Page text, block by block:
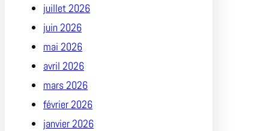
juillet 2026
juin 2026
mai 2026
avril 2026
mars 2026
février 2026
janvier 2026